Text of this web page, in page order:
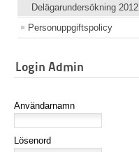
Delägarundersökning 2012
Personuppgiftspolicy
Login Admin
Användarnamn
Lösenord